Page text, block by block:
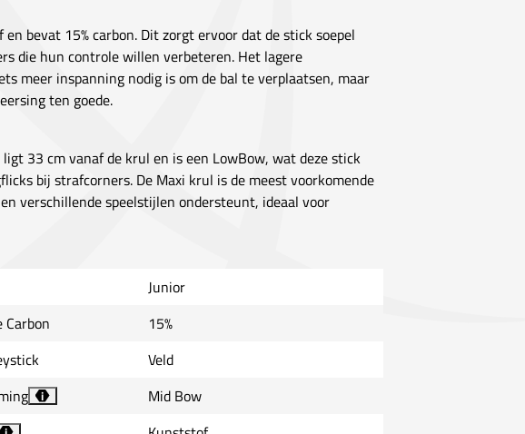
bevat 15% carbon. Dit zorgt ervoor dat de stick soepel
die hun controle willen verbeteren. Het lagere
meer inspanning nodig is om de bal te verplaatsen, maar
ten goede.
33 cm vanaf de krul en is een LowBow, wat deze stick
bij strafcorners. De Maxi krul is de meest voorkomende
verschillende speelstijlen ondersteunt, ideaal voor
Junior
Carbon
15%
Veld
i
Mid Bow